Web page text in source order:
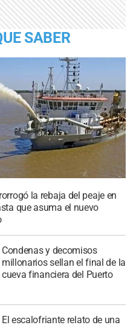
SABER
la rebaja del peaje en
que asuma el nuevo
Condenas y decomisos
millonarios sellan el final de la
cueva financiera del Puerto
El escalofriante relato de una